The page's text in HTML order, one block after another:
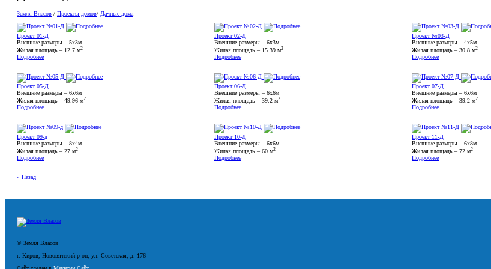
Земля Власов / Проекты домов/ Дачные дома
Проект 01-Д
Внешние размеры – 5х3м
Жилая площадь – 12.7 м2
Подробнее
Проект 02-Д
Внешние размеры – 6х3м
Жилая площадь – 15.39 м2
Подробнее
Проект №03-Д
Внешние размеры – 4х5м
Жилая площадь – 30.8 м2
Подробнее
Проект 05-Д
Внешние размеры – 6х6м
Жилая площадь – 49.96 м2
Подробнее
Проект 06-Д
Внешние размеры – 6х6м
Жилая площадь – 39.2 м2
Подробнее
Проект 07-Д
Внешние размеры – 6х6м
Жилая площадь – 39.2 м2
Подробнее
Проект 09-д
Внешние размеры – 8х4м
Жилая площадь – 27 м2
Подробнее
Проект 10-Д
Внешние размеры – 6х6м
Жилая площадь – 60 м2
Подробнее
Проект 11-Д
Внешние размеры – 6х8м
Жилая площадь – 72 м2
Подробнее
« Назад
© Земля Власов
г. Киров, Нововятский р-он, ул. Советская, д. 176